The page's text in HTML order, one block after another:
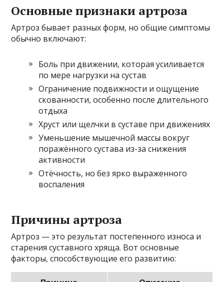
Основные признаки артроза
Артроз бывает разных форм, но общие симптомы
обычно включают:
Боль при движении, которая усиливается
по мере нагрузки на сустав
Ограничение подвижности и ощущение
скованности, особенно после длительного
отдыха
Хруст или щелчки в суставе при движениях
Уменьшение мышечной массы вокруг
поражённого сустава из-за снижения
активности
Отёчность, но без ярко выраженного
воспаления
Причины артроза
Артроз — это результат постепенного износа и
старения суставного хряща. Вот основные
факторы, способствующие его развитию: